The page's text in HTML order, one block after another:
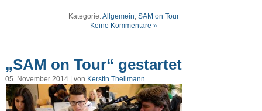
Kategorie:Allgemein,SAM on Tour
Keine Kommentare »
„SAM on Tour“ gestartet
05. November 2014 | von Kerstin Theilmann